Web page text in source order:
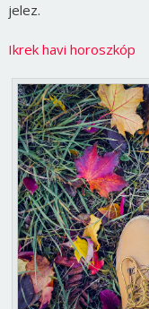
jelez.
Ikrek havi horoszkóp